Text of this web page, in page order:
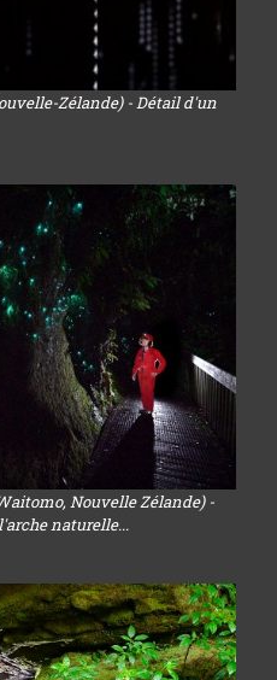
Zélande) - Détail d'un
Nouvelle Zélande) -
naturelle...